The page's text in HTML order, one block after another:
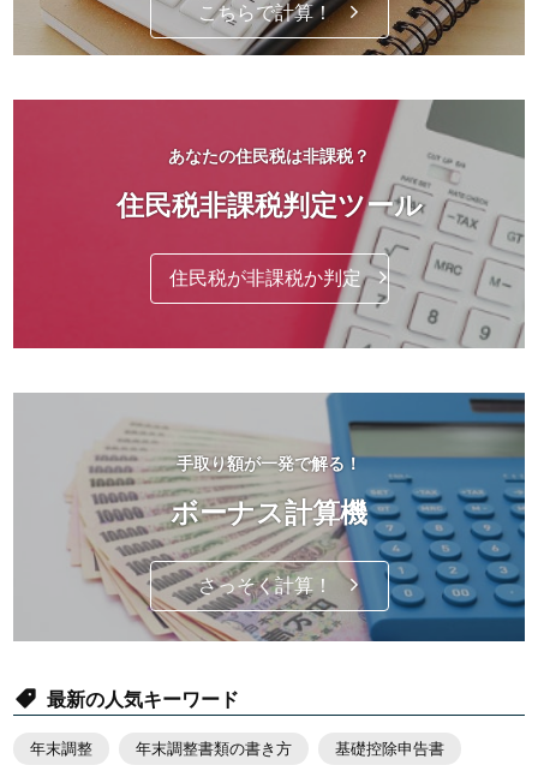
こちらで計算！
あなたの住民税は非課税？
住民税非課税判定ツール
住民税が非課税か判定
手取り額が一発で解る！
ボーナス計算機
さっそく計算！
最新の人気キーワード
年末調整 年末調整書類の書き方 基礎控除申告書